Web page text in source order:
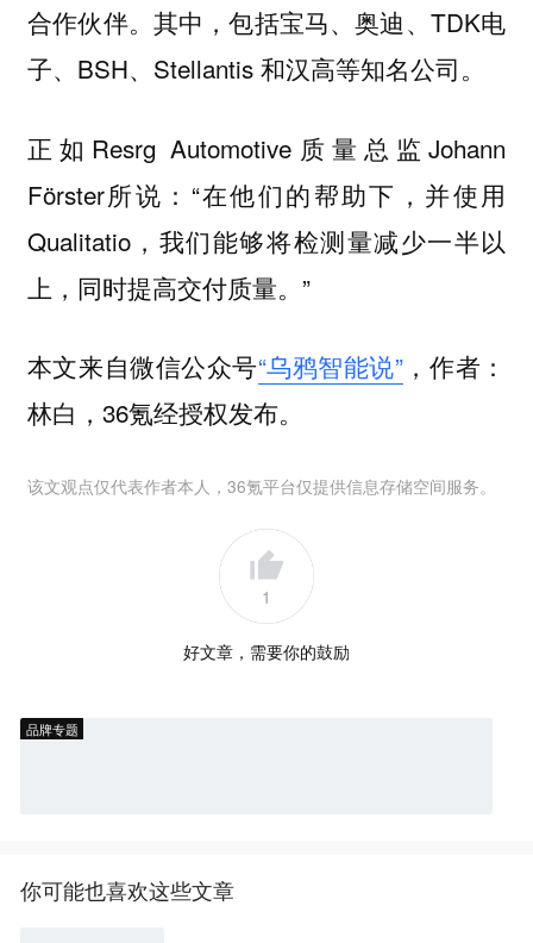
合作伙伴。其中，包括宝马、奥迪、TDK电
子、BSH、Stellantis 和汉高等知名公司。
正如Resrg Automotive质量总监Johann
Förster所说：“在他们的帮助下，并使用
Qualitatio，我们能够将检测量减少一半以
上，同时提高交付质量。”
本文来自微信公众号“乌鸦智能说”，作者：
林白，36氪经授权发布。
该文观点仅代表作者本人，36氪平台仅提供信息存储空间服务。
1
好文章，需要你的鼓励
品牌专题
你可能也喜欢这些文章